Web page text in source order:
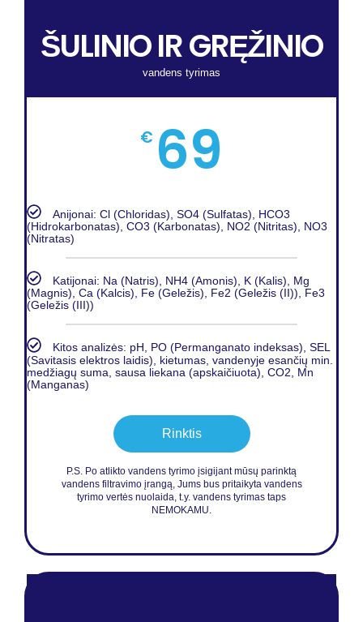
ŠULINIO IR GRĘŽINIO
vandens tyrimas
€ 69
Anijonai: Cl (Chloridas), SO4 (Sulfatas), HCO3
(Hidrokarbonatas), CO3 (Karbonatas), NO2 (Nitritas), NO3
(Nitratas)
Katijonai: Na (Natris), NH4 (Amonis), K (Kalis), Mg
(Magnis), Ca (Kalcis), Fe (Geležis), Fe2 (Geležis (II)), Fe3
(Geležis (III))
Kitos analizės: pH, PO (Permanganato indeksas), SEL
(Savitasis elektros laidis), kietumas, vandenyje esančių min.
medžiagų suma, sausa liekana (apskaičiuota), CO2, Mn
(Manganas)
Rinktis
P.S. Po atlikto vandens tyrimo įsigijant mūsų parinktą
vandens filtravimo įrangą, Jums bus pritaikyta vandens
tyrimo vertės nuolaida, t.y. vandens tyrimas taps
NEMOKAMU.